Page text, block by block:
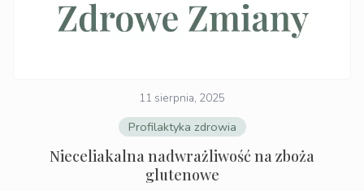
11 sierpnia, 2025
Profilaktyka zdrowia
Nieceliakalna nadwrażliwość na zboża
glutenowe